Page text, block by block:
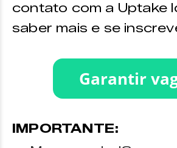
contato com a Uptake
saber mais e se
IMPORTANTE: